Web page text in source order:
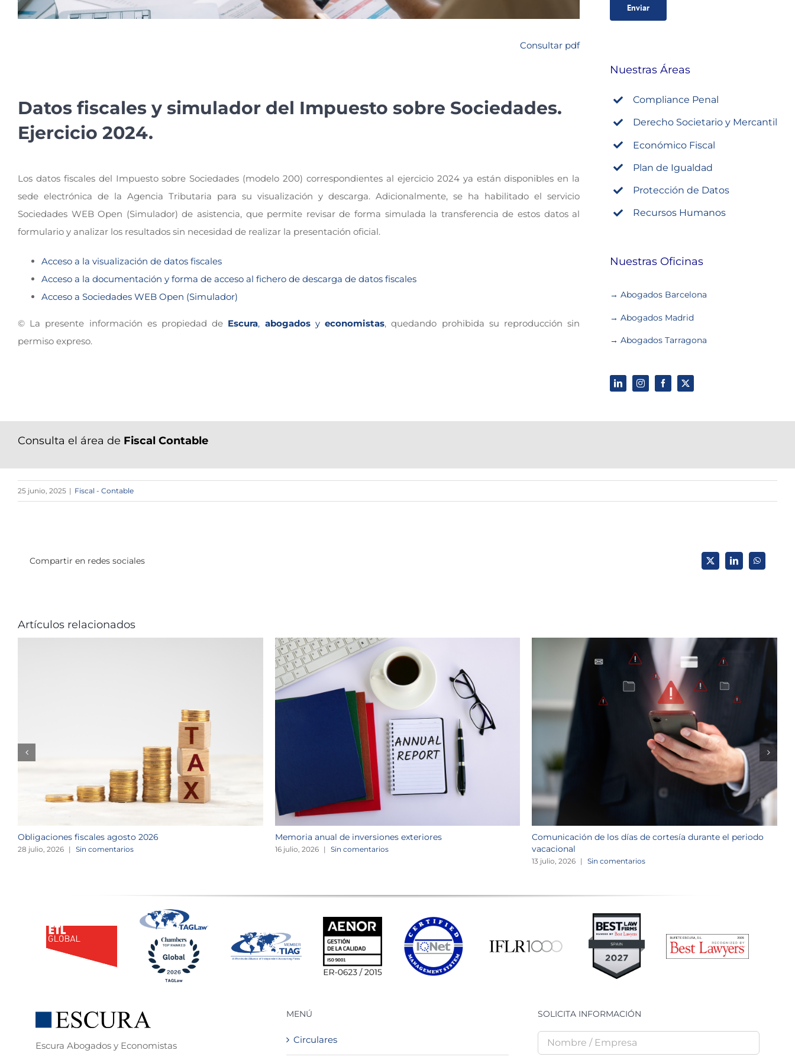
Consultar pdf
Datos fiscales y simulador del Impuesto sobre Sociedades.
Ejercicio 2024.
Los datos fiscales del Impuesto sobre Sociedades (modelo 200) correspondientes al ejercicio 2024 ya están disponibles en la
sede electrónica de la Agencia Tributaria para su visualización y descarga. Adicionalmente, se ha habilitado el servicio
Sociedades WEB Open (Simulador) de asistencia, que permite revisar de forma simulada la transferencia de estos datos al
formulario y analizar los resultados sin necesidad de realizar la presentación oficial.
Acceso a la visualización de datos fiscales
Acceso a la documentación y forma de acceso al fichero de descarga de datos fiscales
Acceso a Sociedades WEB Open (Simulador)
© La presente información es propiedad de Escura, abogadosyeconomistas, quedando prohibida su reproducción sin
permiso expreso.
Nuestras Áreas
Compliance Penal
Derecho Societario y Mercantil
Económico Fiscal
Plan de Igualdad
Protección de Datos
Recursos Humanos
Nuestras Oficinas
→ Abogados Barcelona
→ Abogados Madrid
→ Abogados Tarragona
Consulta el área de Fiscal Contable
25 junio, 2025 | Fiscal - Contable
Compartir en redes sociales X LinkedInWhatsApp
Artículos relacionados
Obligaciones fiscales agosto 2026
28 julio, 2026 | Sin comentarios
Memoria anual de inversiones exteriores
16 julio, 2026 | Sin comentarios
Comunicación de los días de cortesía durante el periodo
vacacional
13 julio, 2026 | Sin comentarios
Escura Abogados y Economistas
MENÚ
Circulares
SOLICITA INFORMACIÓN